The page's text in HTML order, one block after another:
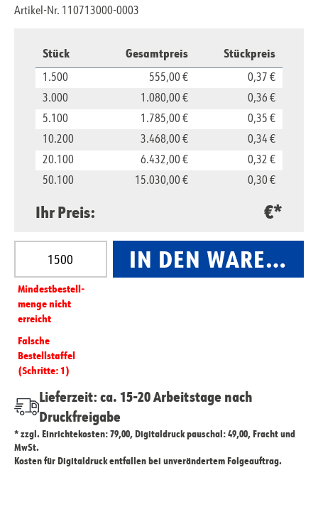
Artikel-Nr. 110713000-0003
Stück Gesamtpreis Stückpreis
1.500 555,00 €
0,37 €
3.000
1.080,00 €
0,36 €
5.100
1.785,00 €
0,35 €
10.200
3.468,00 €
0,34 €
20.100
6.432,00 €
0,32 €
50.100
15.030,00 € 0,30 €
Ihr Preis: €*
Produkt Anzahl: Gib den gewünschten Wert ein
Mindest­­bestell­­
menge nicht
erreicht
Falsche
Bestellstaffel
(Schritte: 1)
IN DEN
Lieferzeit: ca. 15-20 Arbeitstage nach
Druckfreigabe
* zzgl. Einrichtekosten: 79,00, Digitaldruck pauschal: 49,00, Fracht und
MwSt.
Kosten für Digitaldruck entfallen bei unverändertem Folgeauftrag.